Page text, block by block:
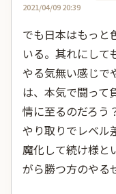
2021/04/09 20:39
でも日本はもっと
いる。其れにして
やる気無い感じで
は、本気で闘って
情に至るのだろう
やり取りでレベル
魔化して続け様と
がら勝つ方のやる